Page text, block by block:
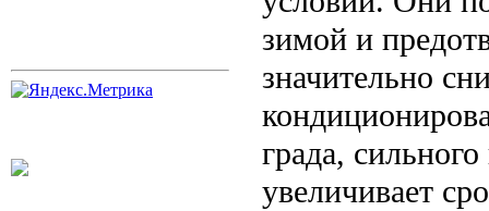
зимой и
значительно
града,
увеличивает